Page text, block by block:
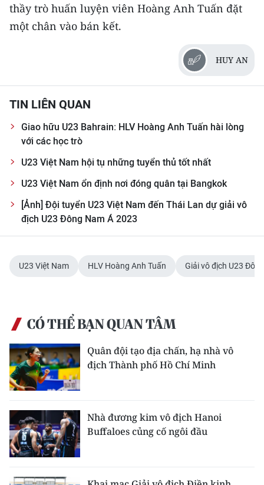
FRANÇAIS
한국어
thầy trò huấn luyện viên Hoàng Anh Tuấn đặt
một chân vào bán kết.
HUY AN
TIN LIÊN QUAN
Giao hữu U23 Bahrain: HLV Hoàng Anh Tuấn hài lòng
với các học trò
U23 Việt Nam hội tụ những tuyển thủ tốt nhất
U23 Việt Nam ổn định nơi đóng quân tại Bangkok
[Ảnh] Đội tuyển U23 Việt Nam đến Thái Lan dự giải vô
địch U23 Đông Nam Á 2023
U23 Việt Nam HLV Hoàng Anh Tuấn Giải vô địch U23
CÓ THỂ BẠN QUAN TÂM
Quân đội tạo địa chấn, hạ nhà vô
địch Thành phố Hồ Chí Minh
Nhà đương kim vô địch Hanoi
Buffaloes củng cố ngôi đầu